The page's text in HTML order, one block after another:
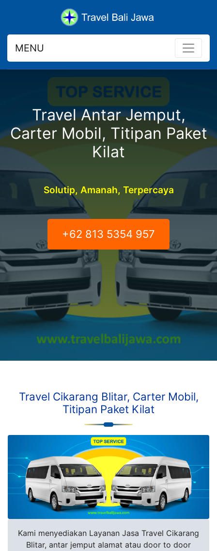
MENU
Travel Antar Jemput,
Carter Mobil, Titipan Paket
Kilat
Solutip, Amanah, Terpercaya
+62 813 5354 957
Travel Cikarang Blitar, Carter Mobil,
Titipan Paket Kilat
Kami menyediakan Layanan Jasa Travel Cikarang
Blitar, antar jemput alamat atau door to door